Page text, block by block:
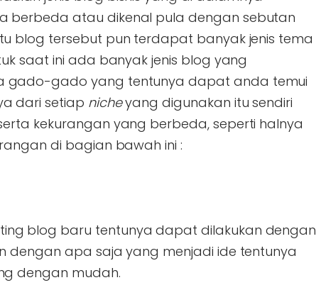
berbeda atau dikenal pula dengan sebutan
blog tersebut pun terdapat banyak jenis tema
saat ini ada banyak jenis blog yang
gado-gado yang tentunya dapat anda temui
dari setiap nicheyang digunakan itu sendiri
kekurangan yang berbeda, seperti halnya
di bagian bawah ini :
blog baru tentunya dapat dilakukan dengan
dengan apa saja yang menjadi ide tentunya
dengan mudah.